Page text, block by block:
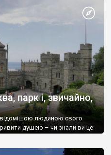
парк і, звичайно,
людиною свого
душею – чи знали ви це